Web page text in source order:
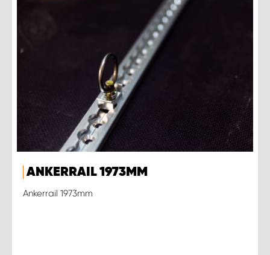
ANKERRAIL 1973MM
Ankerrail 1973mm